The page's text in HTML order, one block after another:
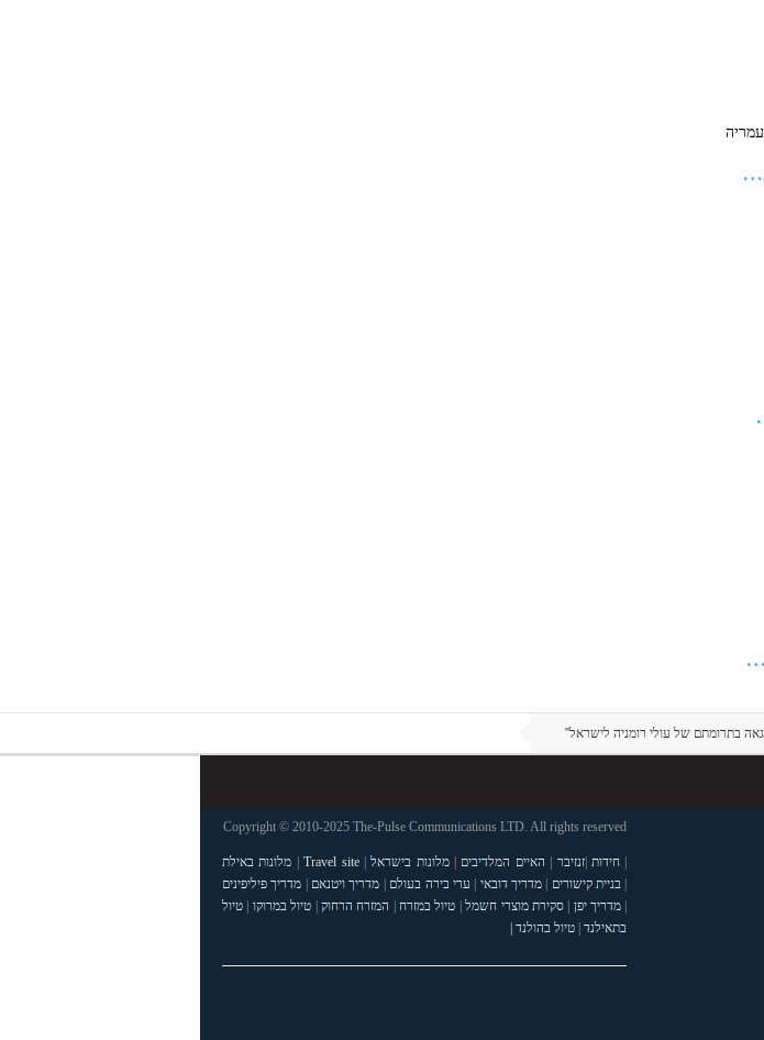
בתרומתם של עולי רומניה לישראל''
Copyright © 2010-2025 The-Pulse Communications LTD. All rights reserved
חידות|זנזיבר האיים המלדיבים |מלונות בישראל|
Travel site
| מלונות באילת
בניית קישורים |מדריך דובאי ערי בירה בעולם מדריך ויטנאם
מדריך פיליפינים
מדריך יפן |סקירת מוצרי חשמל| טיול במזרח המזרח הרחוק טיול במרוקו
טיול
בתאילנד| טיול בהולנד |